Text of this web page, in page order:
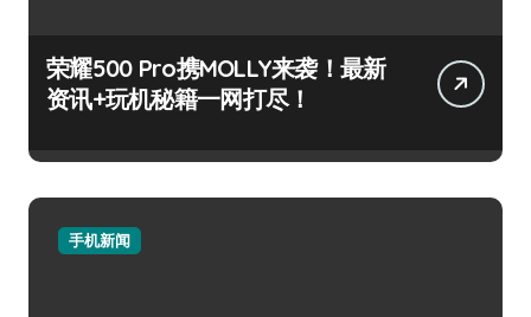
荣耀500 Pro携MOLLY来袭！最新
资讯+玩机秘籍一网打尽！
手机新闻